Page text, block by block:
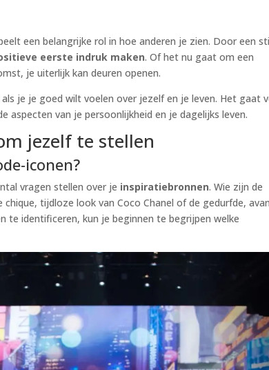
een belangrijke rol in hoe anderen je zien. Door een
eerste indruk maken. Of het nu gaat om een
je uiterlijk kan deuren openen.
je je goed wilt voelen over jezelf en je leven. Het gaat
aspecten van je persoonlijkheid en je dagelijks leven.
jezelf te stellen
iconen?
vragen stellen over je inspiratiebronnen. Wie zijn de
tijdloze look van Coco Chanel of de gedurfde,
te identificeren, kun je beginnen te begrijpen welke